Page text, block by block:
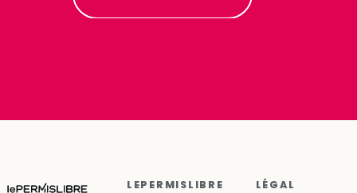
LEPERMISLIBRE LÉGAL